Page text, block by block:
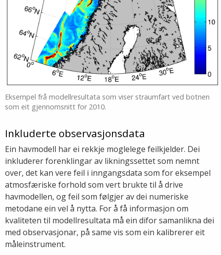
Eksempel frå modellresultata som viser straumfart ved botnen
som eit gjennomsnitt for 2010.
Inkluderte observasjonsdata
Ein havmodell har ei rekkje moglelege feilkjelder. Dei
inkluderer forenklingar av likningssettet som nemnt
over, det kan vere feil i inngangsdata som for eksempel
atmosfæriske forhold som vert brukte til å drive
havmodellen, og feil som følgjer av dei numeriske
metodane ein vel å nytta. For å få informasjon om
kvaliteten til modellresultata må ein difor samanlikna dei
med observasjonar, på same vis som ein kalibrerer eit
måleinstrument.